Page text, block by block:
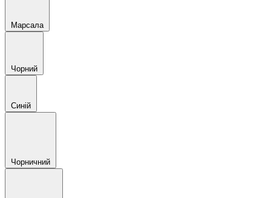
Марсала
Чорний
Синій
Чорничний